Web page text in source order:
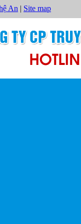
An | Site map